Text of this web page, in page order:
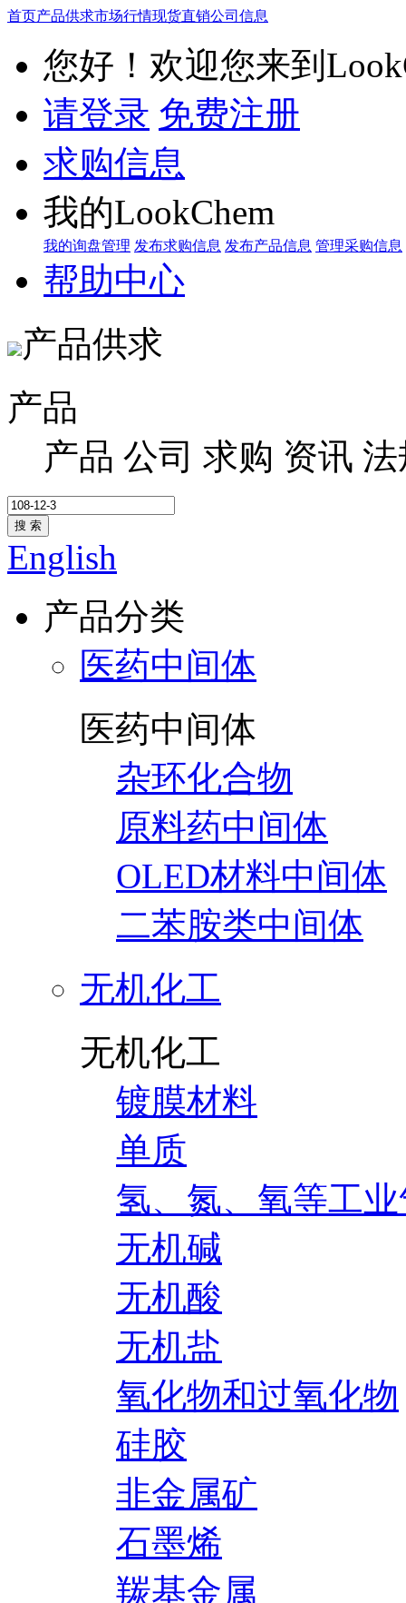
首页产品供求市场行情现货直销公司信息
您好！欢迎您来到
请登录 免费注册
求购信息
我的LookChem
我的询盘管理 发布求购信息 发布产品信息 管理采购信息
帮助中心
产品供求
产品
产品 公司 求购 资讯 法
搜 索
English
产品分类
医药中间体
医药中间体
杂环化合物
原料药中间体
OLED材料中间体
二苯胺类中间体
无机化工
无机化工
镀膜材料
单质
氢、氮、氧等工
无机碱
无机酸
无机盐
氧化物和过氧化物
硅胶
非金属矿
石墨烯
羰基金属